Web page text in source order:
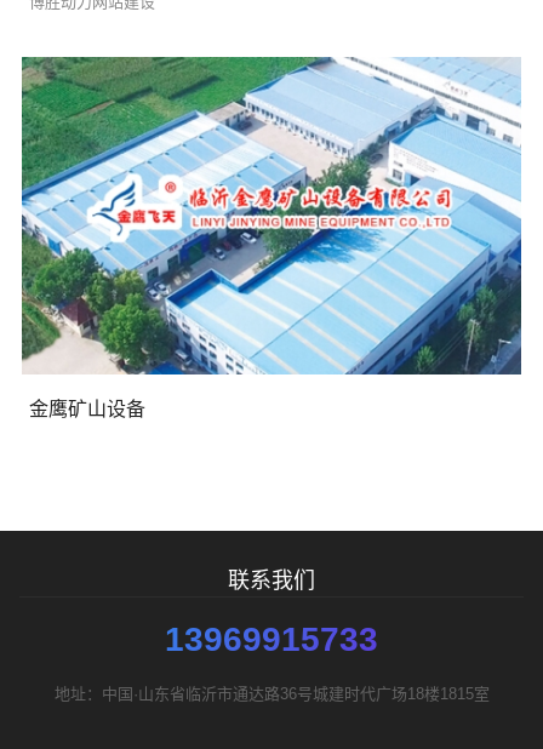
金鹰矿山设备
联系我们
13969915733
地址：中国·山东省临沂市通达路36号城建时代广场18楼1815室
您的预算 1万以内 1万-3万 3万-5万
需要方案后报价